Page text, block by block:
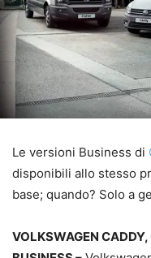
Le versioni Business di
disponibili allo stesso
base; quando? Solo a
VOLKSWAGEN